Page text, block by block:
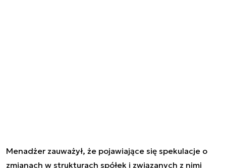
Menadżer zauważył, że pojawiające się spekulacje o
zmianach w strukturach spółek i związanych z nimi